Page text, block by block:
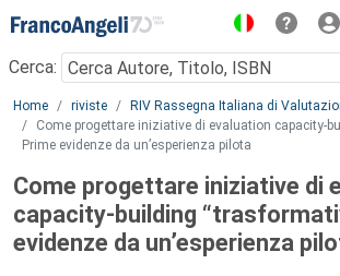
Menu
Cerca:
Main content
Home riviste RIV Rassegna Italiana di
Come progettare iniziative di evaluation capacity-
Prime evidenze da un’esperienza pilota
Come progettare iniziative di
capacity-building
evidenze da un’esperienza